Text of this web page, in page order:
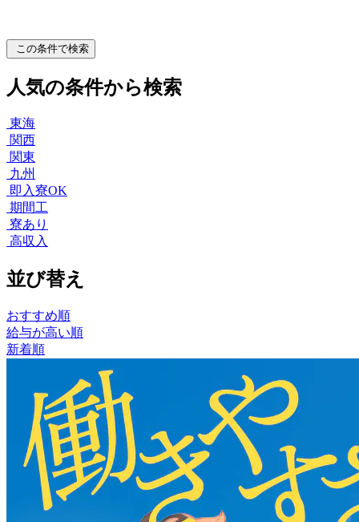
この条件で検索
人気の条件から検索
東海
関西
関東
九州
即入寮OK
期間工
寮あり
高収入
並び替え
おすすめ順
給与が高い順
新着順